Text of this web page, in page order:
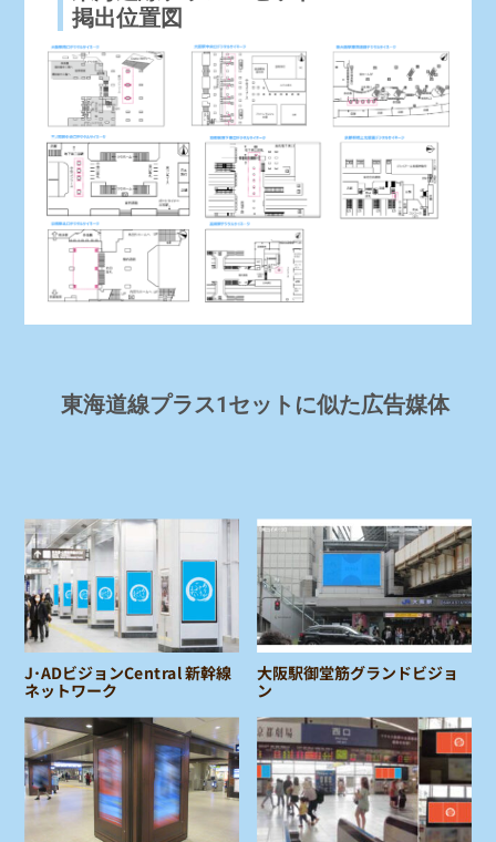
掲出位置図
東海道線プラス1セットに似た広告媒体
J･ADビジョンCentral 新幹線
ネットワーク
大阪駅御堂筋グランドビジョ
ン